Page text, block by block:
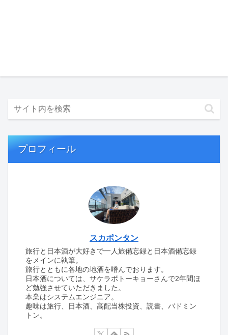
プロフィール
スカポンタン
旅行と日本酒が大好きで一人旅備忘録と日本酒備忘録
をメインに執筆。
旅行とともに各地の地酒を嗜んでおります。
日本酒については、サケラボトーキョーさんで2年間ほ
ど勉強させていただきました。
本業はシステムエンジニア。
趣味は旅行、日本酒、高配当株投資、読書、バドミン
トン。